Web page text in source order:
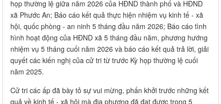
họp thường lệ giữa năm 2026 của HĐND thành phố và HĐND
xã Phước An; Báo cáo kết quả thực hiện nhiệm vụ kinh tế - xã
hội, quốc phòng - an ninh 5 tháng đầu năm 2026; Báo cáo tình
hình hoạt động của HĐND xã 5 tháng đầu năm, phương hướng
nhiệm vụ 5 tháng cuối năm 2026 và báo cáo kết quả trả lời, giải
quyết các kiến nghị của cử tri từ trước Kỳ họp thường lệ cuối
năm 2025.
Cử tri các ấp đã bày tỏ sự vui mừng, phấn khởi trước những kết
quả về kinh tế - xã hội mà địa phương đã đạt được trong 5